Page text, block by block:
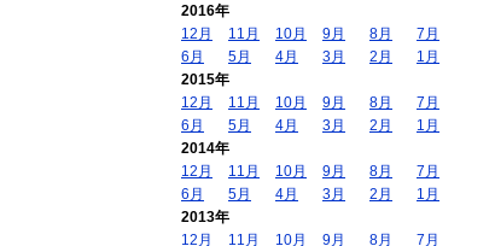
2016年
12月
11月 10月 9月 8月
7月
6月
5月 4月 3月 2月
1月
2015年
12月
11月 10月 9月 8月
7月
6月
5月 4月 3月 2月
1月
2014年
12月
11月 10月 9月 8月
7月
6月
5月 4月 3月 2月
1月
2013年
12月
11月 10月 9月 8月 7月